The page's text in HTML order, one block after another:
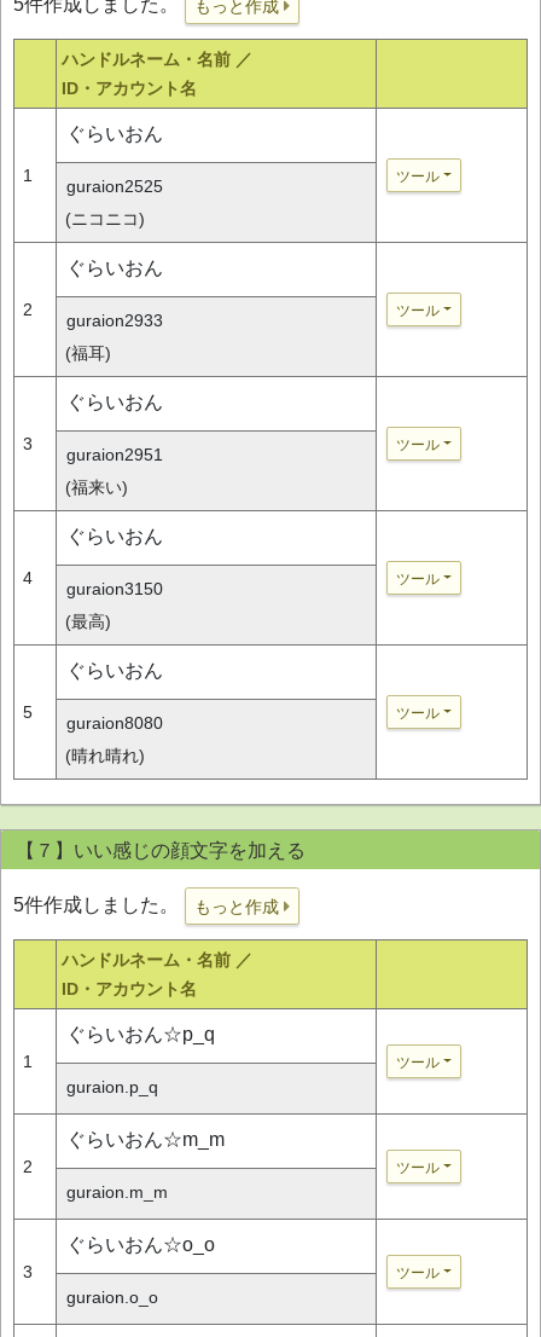
もっと作成
ハンドルネーム・名前 ／
ID・アカウント名
1
ぐらいおん
ツール
guraion2525
(ニコニコ)
2
ぐらいおん
ツール
guraion2933
(福耳)
3
ぐらいおん
ツール
guraion2951
(福来い)
4
ぐらいおん
ツール
guraion3150
(最高)
5
ぐらいおん
ツール
guraion8080
(晴れ晴れ)
【７】いい感じの顔文字を加える
5件作成しました。 もっと作成
ハンドルネーム・名前 ／
ID・アカウント名
1
ぐらいおん☆p_q
ツール
guraion.p_q
2
ぐらいおん☆m_m
ツール
guraion.m_m
3
ぐらいおん☆o_o
ツール
guraion.o_o